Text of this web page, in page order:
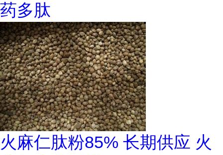
药多肽
火麻仁肽粉85% 长期供应 火